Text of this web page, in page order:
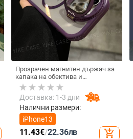
Прозрачен магнитен държач за
капака на обектива и
удароустойчив твърд калъф за
iPhone 17 Pro Max
Доставка: 1-3 дни
Налични размери:
iPhone13
11.43€/22.36лв add_shopping_cart